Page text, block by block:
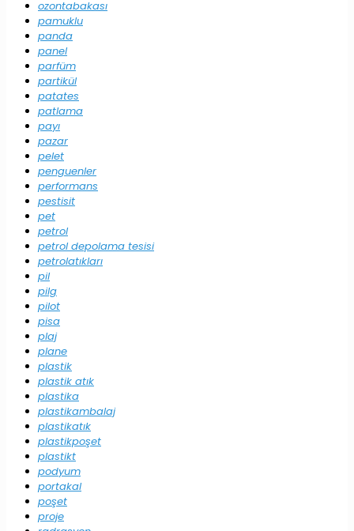
ozontabakası
pamuklu
panda
panel
parfüm
partikül
patates
patlama
payı
pazar
pelet
penguenler
performans
pestisit
pet
petrol
petrol depolama tesisi
petrolatıkları
pil
pilg
pilot
pisa
plaj
plane
plastik
plastik atık
plastika
plastikambalaj
plastikatık
plastikpoşet
plastikt
podyum
portakal
poşet
proje